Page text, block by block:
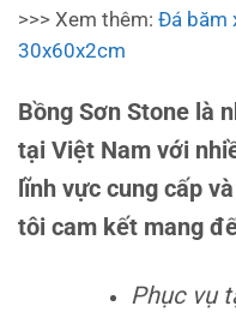
>>> Xem thêm: Đá băm
30x60x2cm
Bồng Sơn Stone là
tại Việt Nam với
lĩnh vực cung cấp
tôi cam kết mang
Phục vụ